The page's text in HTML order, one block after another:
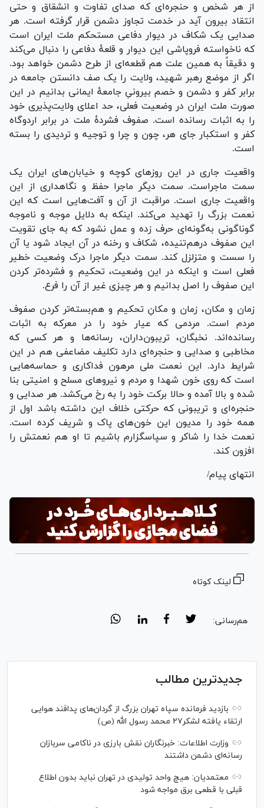
از هر شخص و حنجره‌ای که صدای تفاوت و انشقاق و حتی
انتقاد بیرون آید در خدمت تجاوز دشمن قرار گرفته است. هر
صدایی یک شکاف در دیوار دفاعی مستحکم ملت ایران است
که ناخواسته فروپاشی این دیوار و قلعهٔ دفاعی را دنبال می‌کند
و دقیقاً به همین علت هم قطعه‌ای از طرح دشمن خواهد بود.
اگر از موضع رهبر شهید، ولایت را یک صف دانستن جامعه در
برابر کفر و دشمن و خصم بیرونیِ جامعهٔ ایمانی بدانیم در این
صورت ملت ایران در وضعیت فعلی، حد اعلای ولایت‌پذیری خود
را به اثبات رسانده است. صفوف فشردهٔ ملت در برابر اردوگاه
کفر و استکبار جای هر، چون و چرا و توجیه و تردیدی را بسته
است.
واقعیت جاری در این روز‌های کوچه و خیابان‌های ایران یک
سمت ماجراست. سمت دیگر ماجرا حفظ و نگاهداری از این
واقعیت جاری است. مراقبت از آن و آفت‌هایی است که این
نعمت بزرگ را تهدید می‌کند. اینکه به دلایل موجه و ناموجه
گوناگونی به‌گونه‌ای حرف زده و عمل نشود که به جای تقویت
این صفوف درهم‌تنیده، شکاف و رخنه در آن ایجاد شود یا آن
را سست و متزلزل کند. سمت دیگر ماجرا درک وضعیت خطیر
فعلی است و اینکه در این وضعیت، تحکیم و فشرده‌تر کردن
این صفوف را اصل بدانیم و هر چیزی غیر از آن را فرع.
زمان و مکان، زمان و مکانِ تحکیم و هم‌بسته‌تر کردن صفوف
مردم است. مردمی که عیار خود را در معرکه به اثبات
رسانده‌اند. نخبگان، تریبون‌داران، رسانه‌ها و هر کسی که
مخاطبی و صدایی و حنجره‌ای دارد تکلیف مضاعفی هم در این
شرایط دارد. این نعمت ملی مرهون فداکاری و حماسه‌هایی
است که روی خون شهدا و مردم و نیرو‌های مسلح و امنیتی بنا
شده و بالا آمده و حالا برکت خود را به رخ می‌کشد. هر صدایی و
حنجره‌ای و تریبونی که حرکتی خلاف این داشته باشد اول از
همه خود را مدیون این خون‌های پاک و شریف کرده است.
نعمت خدا را شاکر و سپاسگزارم باشیم تا او هم نعمتش را
افزون کند.
انتهای پیام/
لینک کوتاه
هم‌رسانی:
جدیدترین مطالب
بازدید فرمانده سپاه تهران بزرگ از گردان‌های پدافند هوایی
ارتقاء یافته لشکر۲۷ محمد رسول الله (ص)
وزارت اطلاعات: خبرنگاران نقش بارزی در ناکامی سربازان
رسانه‌ای دشمن داشتند
معتمدیان: هیچ واحد تولیدی در تهران نباید بدون اطلاع
قبلی با قطعی برق مواجه شود